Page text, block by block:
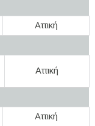
Αττική
Αττική
Αττική